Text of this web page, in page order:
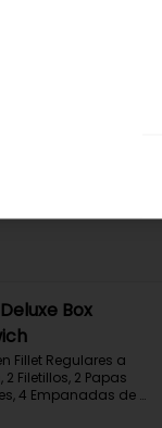
Box
Fillet Regulares a
2 Filetillos, 2 Papas
4 Empanadas de